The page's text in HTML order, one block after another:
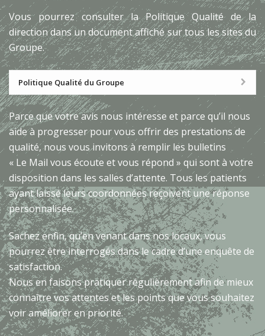
Vous pourrez consulter la Politique Qualité de la
direction dans un document affiché sur tous les sites du
Groupe.
Politique Qualité du Groupe
Parce que votre avis nous intéresse et parce qu’il nous
aide à progresser pour vous offrir des prestations de
qualité, nous vous invitons à remplir les bulletins
« Le Mail vous écoute et vous répond » qui sont à votre
disposition dans les salles d’attente. Tous les patients
ayant laissé leurs coordonnées reçoivent une réponse
personnalisée.
Sachez enfin, qu’en venant dans nos locaux, vous
pourrez être interrogés dans le cadre d’une enquête de
satisfaction.
Nous en faisons pratiquer régulièrement afin de mieux
connaître vos attentes et les points que vous souhaitez
voir améliorer en priorité.